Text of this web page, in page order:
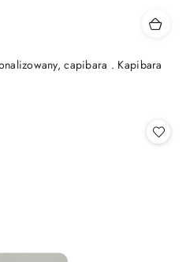
capibara . Kapibara